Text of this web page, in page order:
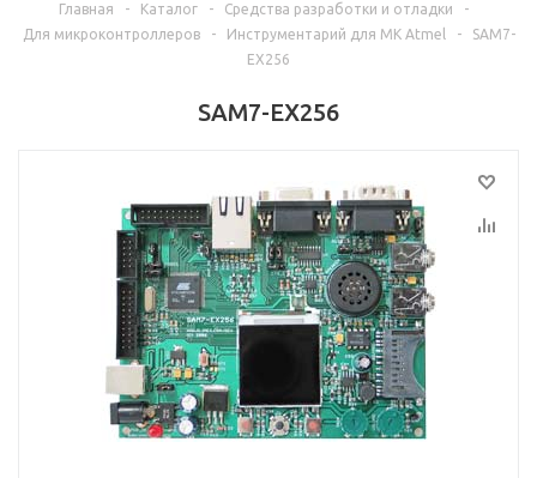
Главная - Каталог - Средства разработки и отладки
-
Для микроконтроллеров
- Инструментарий для МК Atmel -
SAM7-
EX256
SAM7-EX256